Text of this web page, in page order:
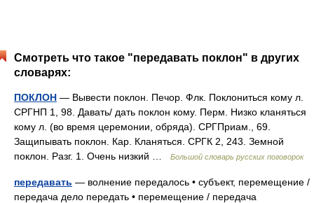
Смотреть что такое "передавать поклон" в других
словарях:
ПОКЛОН — Вывести поклон. Печор. Флк. Поклониться кому л.
СРГНП 1, 98. Давать/ дать поклон кому. Перм. Низко кланяться
кому л. (во время церемонии, обряда). СРГПриам., 69.
Защипывать поклон. Кар. Кланяться. СРГК 2, 243. Земной
поклон. Разг. 1. Очень низкий …
Большой словарь русских поговорок
передавать — волнение передалось • субъект, перемещение /
передача дело передать • перемещение / передача